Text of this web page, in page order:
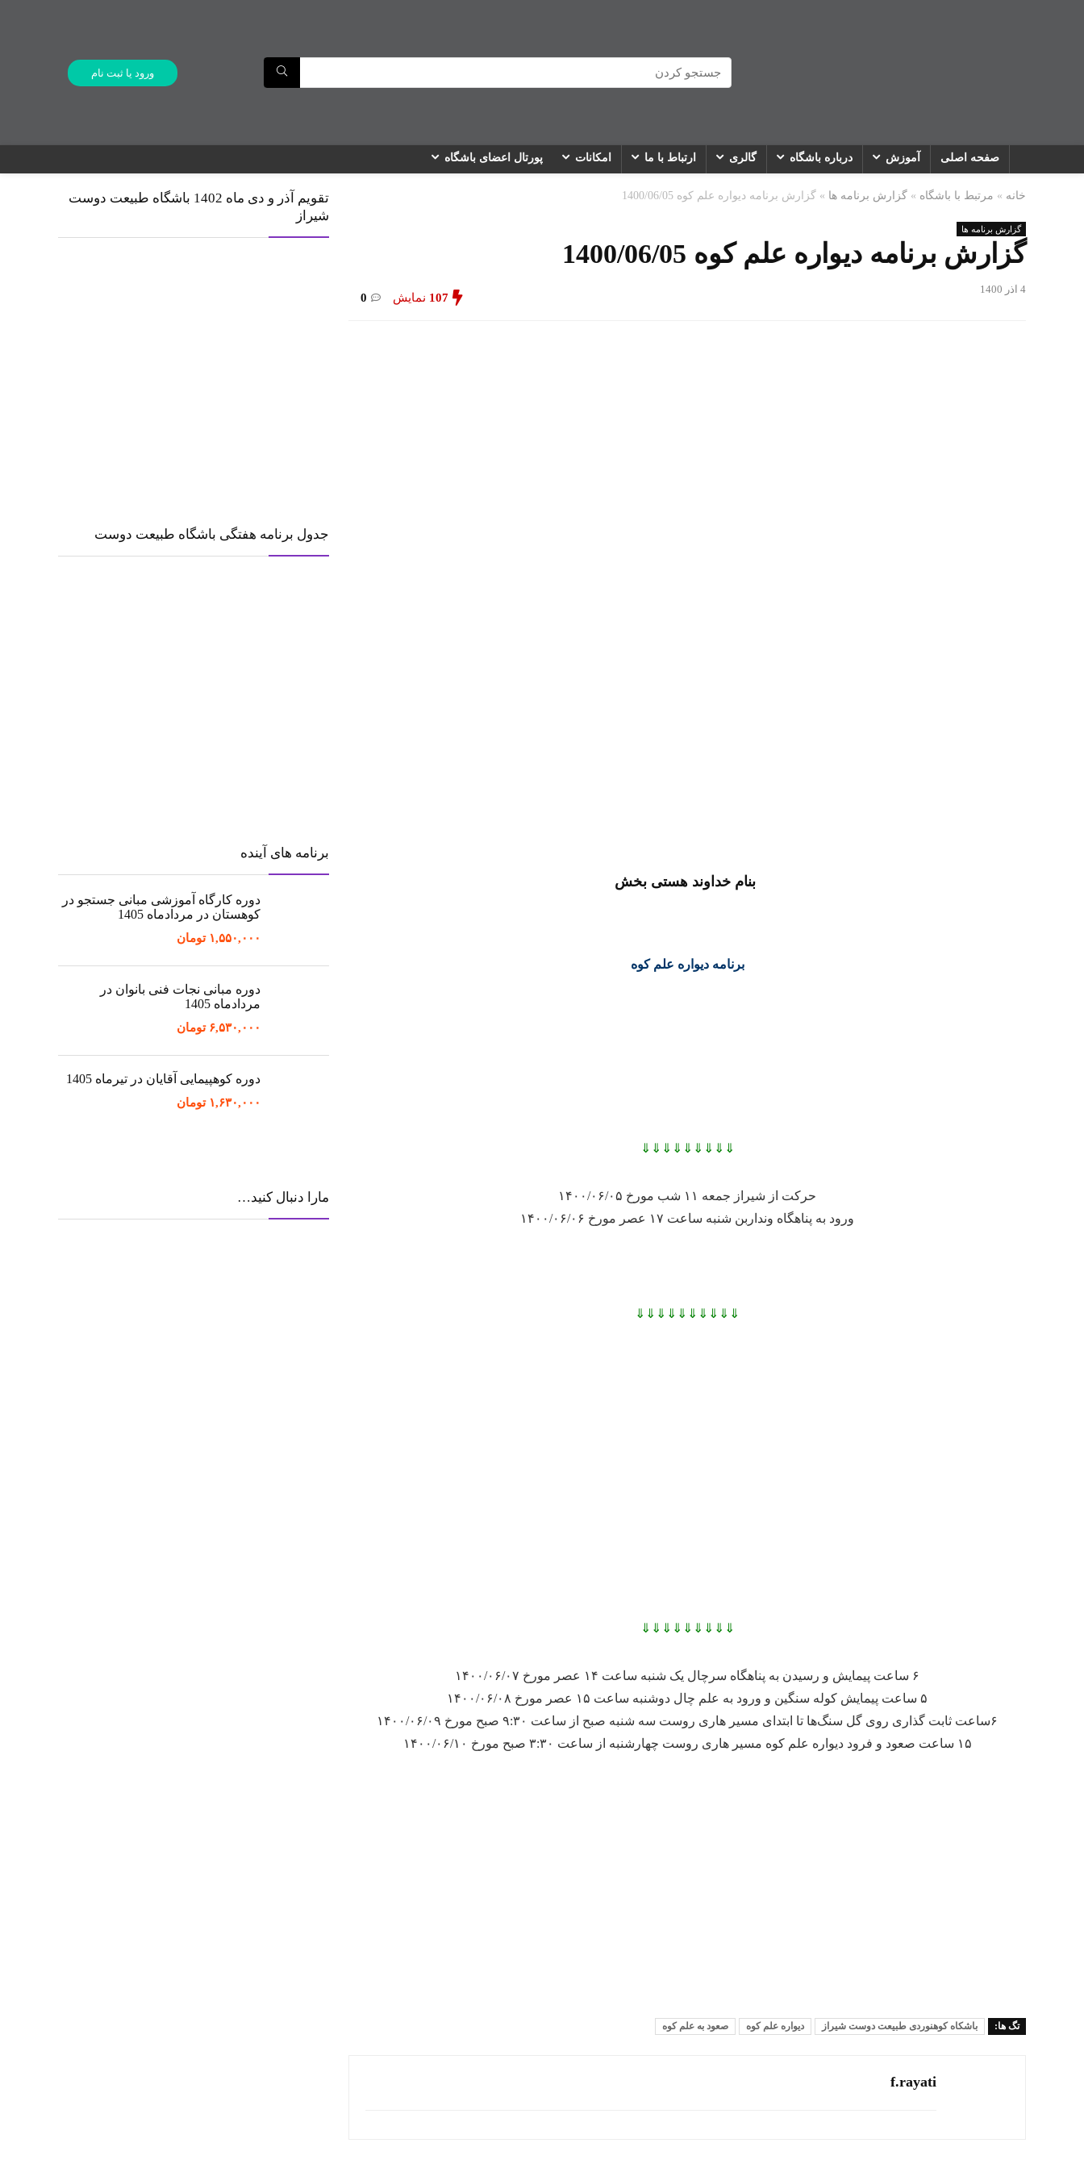
ورود یا ثبت نام
صفحه اصلی آموزش درباره باشگاه گالری ارتباط با ما امکانات پورتال اعضای باشگاه
خانه » مرتبط با باشگاه » گزارش برنامه ها » گزارش برنامه دیواره علم کوه 1400/06/05
گزارش برنامه ها
گزارش برنامه دیواره علم کوه 1400/06/05
4 آذر 1400
107 نمایش 0
بنام خداوند هستی بخش
برنامه دیواره علم کوه
⇓⇓⇓⇓⇓⇓⇓⇓⇓
حرکت از شیراز جمعه ۱۱ شب مورخ ۱۴۰۰/۰۶/۰۵
ورود به پناهگاه ونداربن شنبه ساعت ۱۷ عصر مورخ ۱۴۰۰/۰۶/۰۶
⇓⇓⇓⇓⇓⇓⇓⇓⇓⇓
⇓⇓⇓⇓⇓⇓⇓⇓⇓
۶ ساعت پیمایش و رسیدن به پناهگاه سرچال یک شنبه ساعت ۱۴ عصر مورخ ۱۴۰۰/۰۶/۰۷
۵ ساعت پیمایش کوله سنگین و ورود به علم چال دوشنبه ساعت ۱۵ عصر مورخ ۱۴۰۰/۰۶/۰۸
۶ساعت ثابت گذاری روی گل سنگ‌ها تا ابتدای مسیر هاری روست سه شنبه صبح از ساعت ۹:۳۰ صبح مورخ ۱۴۰۰/۰۶/۰۹
۱۵ ساعت صعود و فرود دیواره علم کوه مسیر هاری روست چهارشنبه از ساعت ۳:۳۰ صبح مورخ ۱۴۰۰/۰۶/۱۰
تگ ها: باشکاه کوهنوردی طبیعت دوست شیراز دیواره علم کوه صعود به علم کوه
f.rayati
تقویم آذر و دی ماه 1402 باشگاه طبیعت دوست
شیراز
جدول برنامه هفتگی باشگاه طبیعت دوست
برنامه های آینده
دوره کارگاه آموزشی مبانی جستجو در
کوهستان در مردادماه 1405
۱,۵۵۰,۰۰۰ تومان
دوره مبانی نجات فنی بانوان در
مردادماه 1405
۶,۵۳۰,۰۰۰ تومان
دوره کوهپیمایی آقایان در تیرماه 1405
۱,۶۳۰,۰۰۰ تومان
مارا دنبال کنید…